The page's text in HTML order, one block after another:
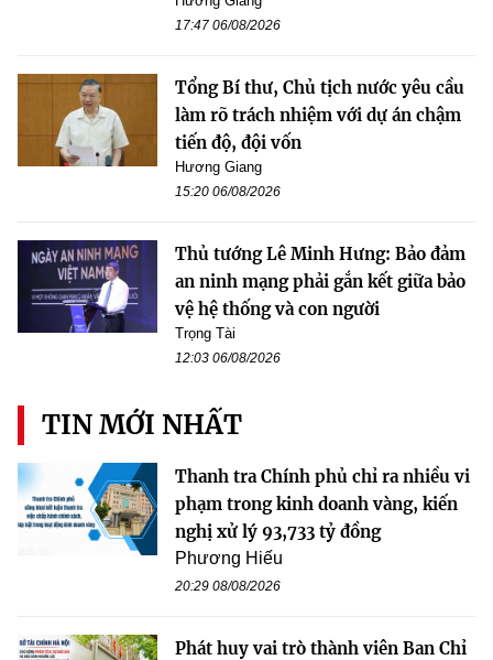
17:47 06/08/2026
Tổng Bí thư, Chủ tịch nước yêu cầu
làm rõ trách nhiệm với dự án chậm
tiến độ, đội vốn
Hương Giang
15:20 06/08/2026
Thủ tướng Lê Minh Hưng: Bảo đảm
an ninh mạng phải gắn kết giữa bảo
vệ hệ thống và con người
Trọng Tài
12:03 06/08/2026
TIN MỚI NHẤT
Thanh tra Chính phủ chỉ ra nhiều vi
phạm trong kinh doanh vàng, kiến
nghị xử lý 93,733 tỷ đồng
Phương Hiếu
20:29 08/08/2026
Phát huy vai trò thành viên Ban Chỉ